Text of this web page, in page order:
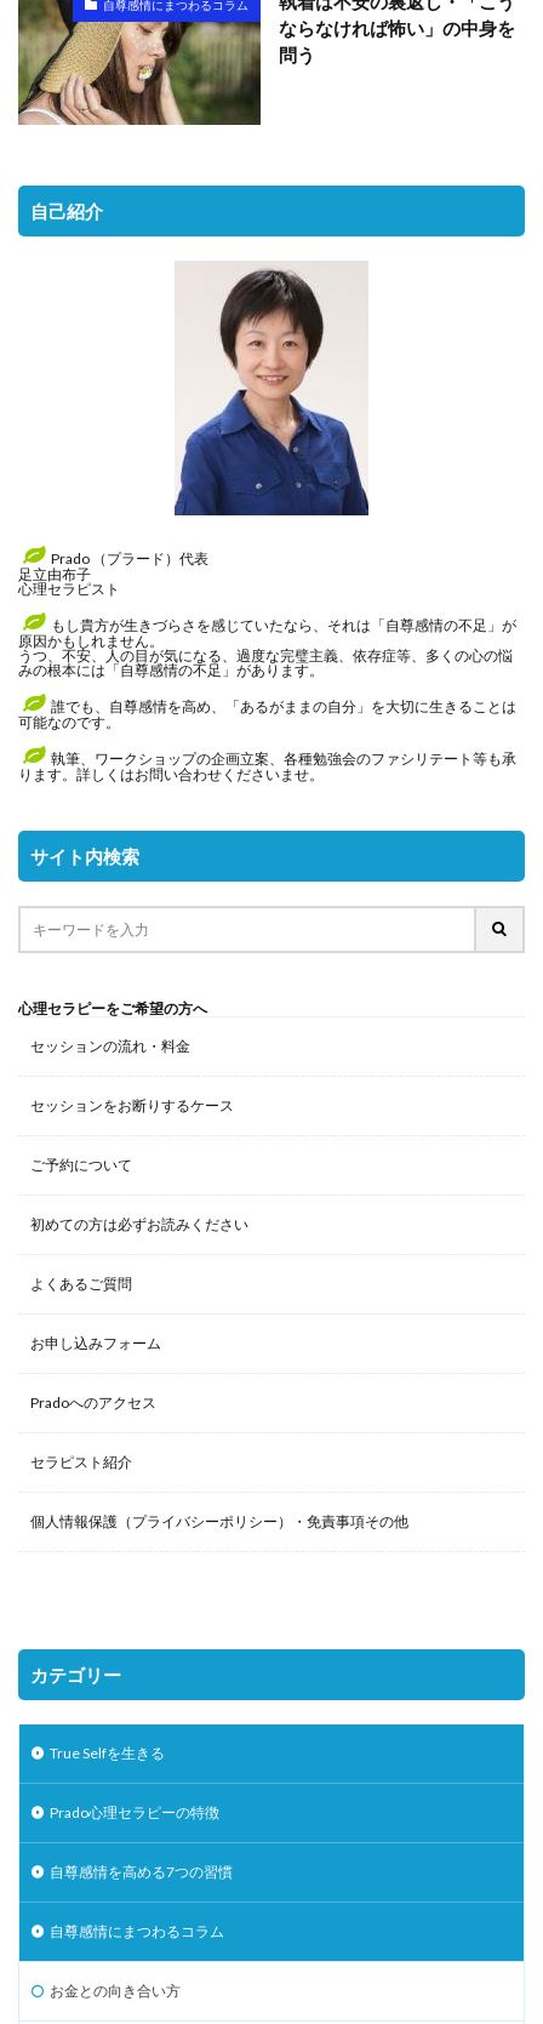
自尊感情にまつわるコラム
ならなければ怖い」の中身を
問う
自己紹介
Prado （プラード）代表
足立由布子
心理セラピスト
もし貴方が生きづらさを感じていたなら、それは「自尊感情の不足」が
原因かもしれません。
うつ、不安、人の目が気になる、過度な完璧主義、依存症等、多くの心の悩
みの根本には「自尊感情の不足」があります。
誰でも、自尊感情を高め、「あるがままの自分」を大切に生きることは
可能なのです。
執筆、ワークショップの企画立案、各種勉強会のファシリテート等も承
ります。詳しくはお問い合わせくださいませ。
サイト内検索
心理セラピーをご希望の方へ
セッションの流れ・料金
セッションをお断りするケース
ご予約について
初めての方は必ずお読みください
よくあるご質問
お申し込みフォーム
Pradoへのアクセス
セラピスト紹介
個人情報保護（プライバシーポリシー）・免責事項その他
カテゴリー
True Selfを生きる
Prado心理セラピーの特徴
自尊感情を高める7つの習慣
自尊感情にまつわるコラム
お金との向き合い方